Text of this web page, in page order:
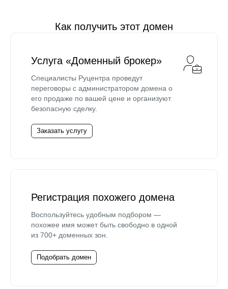
Как получить этот домен
Услуга «Доменный брокер»
Специалисты Руцентра проведут
переговоры с администратором домена о
его продаже по вашей цене и организуют
безопасную сделку.
Заказать услугу
Регистрация похожего домена
Воспользуйтесь удобным подбором —
похожее имя может быть свободно в одной
из 700+ доменных зон.
Подобрать домен